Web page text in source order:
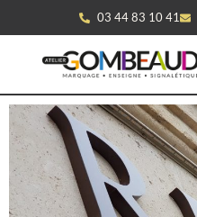
03 44 83 10 41